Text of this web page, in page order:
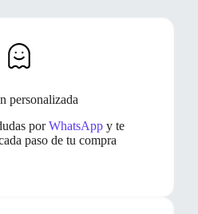
personalizada
porWhatsApp y te
paso de tu compra